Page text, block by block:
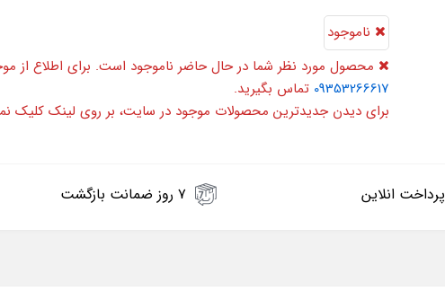
ناموجود
محصول مورد نظر شما در حال حاضر ناموجود است. برای اطلاع از
09353266617 تماس بگیرید.
برای دیدن جدیدترین محصولات موجود در سایت، بر روی لینک کلیک
پرداخت انلاین ۷ روز ضمانت بازگشت